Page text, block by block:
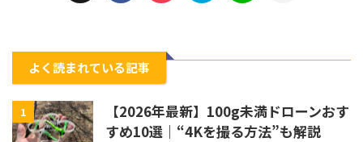
よく読まれている記事
1
【2026年最新】100g未満ドローンおす
すめ10選｜“4Kを撮る方法”も解説